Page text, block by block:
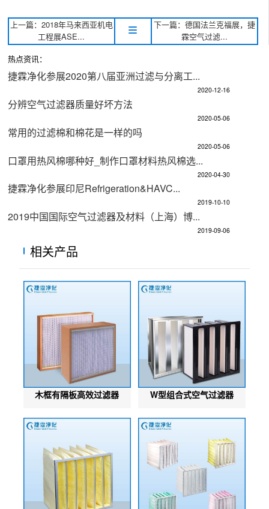
上一篇：2018年马来西亚机电
工程展ASE...
下一篇：德国法兰克福展，捷
霖空气过滤...
热点资讯：
捷霖净化参展2020第八届亚洲过滤与分离工...
2020-12-16
分辨空气过滤器质量好坏方法
2020-05-06
常用的过滤棉和棉花是一样的吗
2020-05-06
口罩用热风棉哪种好_制作口罩材料热风棉选...
2020-04-30
捷霖净化参展印尼Refrigeration&HAVC...
2019-10-10
2019中国国际空气过滤器及材料（上海）博...
2019-09-06
相关产品
木框有隔板高效过滤器 W型组合式空气过滤器